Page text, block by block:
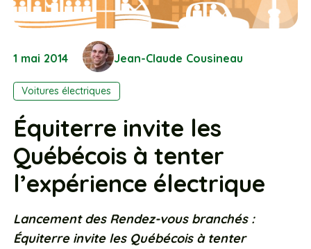
1 mai 2014 Jean-Claude Cousineau
Voitures électriques
Équiterre invite les
Québécois à tenter
l’expérience électrique
Lancement des Rendez-vous branchés :
Équiterre invite les Québécois à tenter